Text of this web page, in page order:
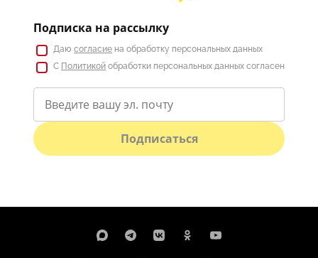
Подписка на рассылку
Даю согласие на обработку персональных данных
С Политикой обработки персональных данных согласен
Подписаться